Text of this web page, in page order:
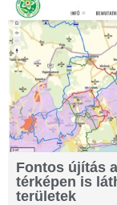
Fontos újítás
térképen is
területek